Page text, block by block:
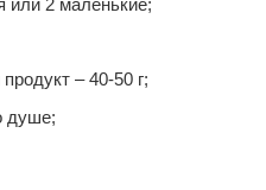
или 2 маленькие;
– 40-50 г;
душе;